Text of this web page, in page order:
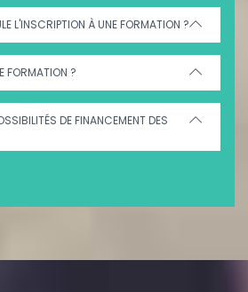
L'INSCRIPTION À UNE FORMATION ?
FORMATION ?
DE FINANCEMENT DES